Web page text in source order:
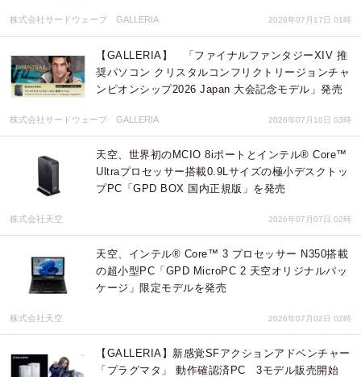
株式会社サードウェーブ GALLERIA 2026年07月17日 01時
【GALLERIA】 「ファイナルファンタジーXIV 推
奨パソコン クリスタルコンフリクトリージョンチャ
ンピオンシップ2026 Japan 大会記念モデル」発売
株式会社サードウェーブ GALLERIA 2026年07月10日 03時
天空、世界初のMCIO 8iポートとインテル® Core™
Ultraプロセッサー搭載0.9Lサイズの極小デスクトッ
プPC「GPD BOX 国内正規版」を発売
株式会社天空 2026年07月07日 02時
天空、インテル® Core™ 3 プロセッサー N350搭載
の超小型PC「GPD MicroPC 2 天空オリジナルパッ
ケージ」限定モデルを発売
株式会社天空 2026年07月02日 02時
【GALLERIA】新感覚SFアクションアドベンチャー
「プラグマタ」 動作確認済PC 3モデル販売開始